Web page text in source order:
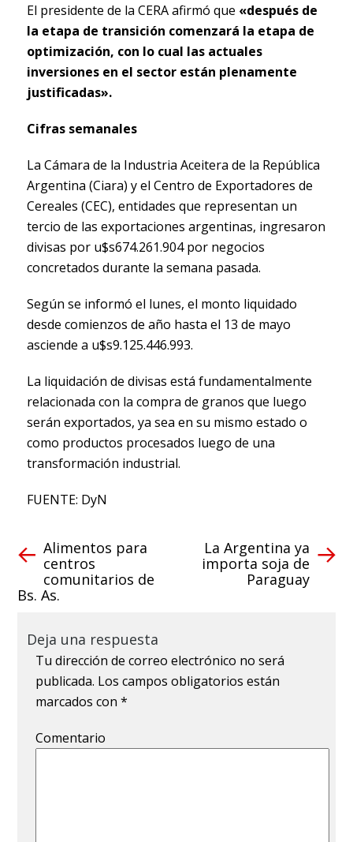
El presidente de la CERA afirmó que «después de
la etapa de transición comenzará la etapa de
optimización, con lo cual las actuales
inversiones en el sector están plenamente
justificadas».
Cifras semanales
La Cámara de la Industria Aceitera de la República
Argentina (Ciara) y el Centro de Exportadores de
Cereales (CEC), entidades que representan un
tercio de las exportaciones argentinas, ingresaron
divisas por u$s674.261.904 por negocios
concretados durante la semana pasada.
Según se informó el lunes, el monto liquidado
desde comienzos de año hasta el 13 de mayo
asciende a u$s9.125.446.993.
La liquidación de divisas está fundamentalmente
relacionada con la compra de granos que luego
serán exportados, ya sea en su mismo estado o
como productos procesados luego de una
transformación industrial.
FUENTE: DyN
Alimentos para
centros
comunitarios de
Bs. As.
La Argentina ya
importa soja de
Paraguay
Deja una respuesta
Tu dirección de correo electrónico no será
publicada. Los campos obligatorios están
marcados con*
Comentario